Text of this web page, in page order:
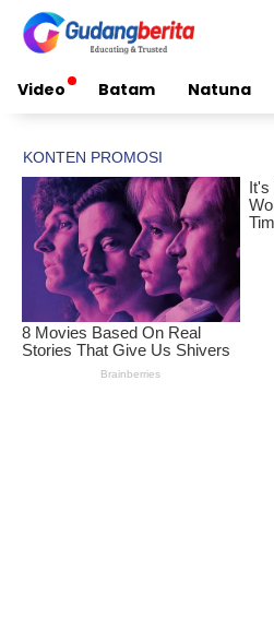
content
Video Batam Natuna